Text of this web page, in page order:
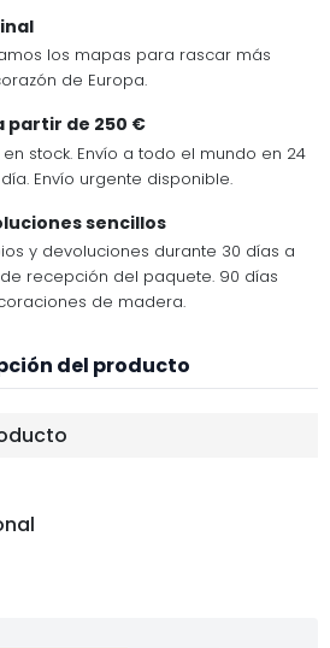
los mapas para rascar más
de Europa.
partir de 250 €
stock. Envío a todo el mundo en 24
Envío urgente disponible.
sencillos
y devoluciones durante 30 días a
recepción del paquete. 90 días
de madera.
del producto